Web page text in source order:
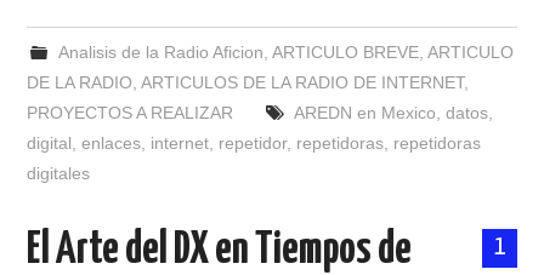
Analisis de la Radio Aficion, ARTICULO BREVE, ARTICULO
DE LA RADIO,ARTICULOS DE LA RADIO DE INTERNET,
PROYECTOS A REALIZAR
AREDN en Mexico, datos,
digital,enlaces, internet, repetidor, repetidoras, repetidoras
digitales
1
El Arte del DX en Tiempos de